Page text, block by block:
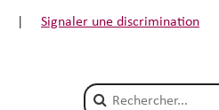
Signaler une discrimination
Champ de recherche